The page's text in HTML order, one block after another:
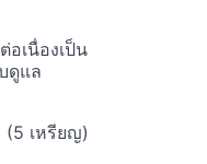
เนื่องเป็น
ดูแล
(5 เหรียญ)